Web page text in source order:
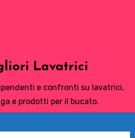
Lavatrici
e confronti su lavatrici,
e prodotti per il bucato.